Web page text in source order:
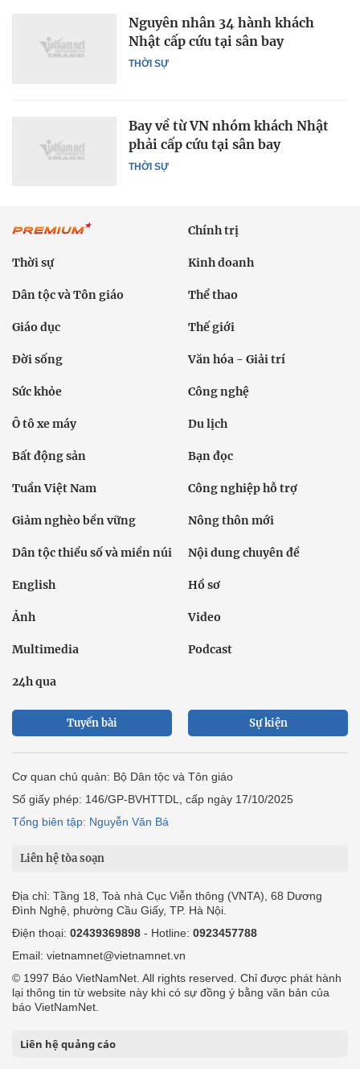
THỜI SỰ
Nguyên nhân 34 hành khách
Nhật cấp cứu tại sân bay
THỜI SỰ
Bay về từ VN nhóm khách Nhật
phải cấp cứu tại sân bay
Chính trị
Thời sự Kinh doanh
Dân tộc và Tôn giáo Thể thao
Giáo dục Thế giới
Đời sống Văn hóa - Giải trí
Sức khỏe Công nghệ
Ô tô xe máy Du lịch
Bất động sản Bạn đọc
Tuần Việt Nam Công nghiệp hỗ trợ
Giảm nghèo bền vững Nông thôn mới
Dân tộc thiểu số và miền núi Nội dung chuyên đề
English Hồ sơ
Ảnh Video
Multimedia Podcast
24h qua
Tuyến bài Sự kiện
Cơ quan chủ quản: Bộ Dân tộc và Tôn giáo
Số giấy phép: 146/GP-BVHTTDL, cấp ngày 17/10/2025
Tổng biên tập: Nguyễn Văn Bá
Liên hệ tòa soạn
Địa chỉ: Tầng 18, Toà nhà Cục Viễn thông (VNTA), 68 Dương
Đình Nghệ, phường Cầu Giấy, TP. Hà Nội.
Điện thoại: 02439369898 - Hotline: 0923457788
Email: vietnamnet@vietnamnet.vn
© 1997 Báo VietNamNet. All rights reserved. Chỉ được phát hành
lại thông tin từ website này khi có sự đồng ý bằng văn bản của
báo VietNamNet.
Liên hệ quảng cáo